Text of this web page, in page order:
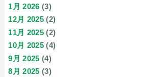
1月 2026 (3)
12月 2025 (2)
11月 2025 (2)
10月 2025 (4)
9月 2025 (4)
8月 2025 (3)